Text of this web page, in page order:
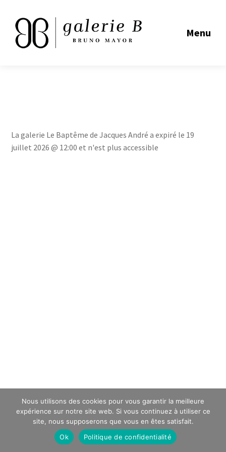
Menu
La galerie Le Baptême de Jacques André a expiré le 19
juillet 2026 @ 12:00 et n'est plus accessible
Nous utilisons des cookies pour vous garantir la meilleure
expérience sur notre site web. Si vous continuez à utiliser ce
site, nous supposerons que vous en êtes satisfait.
Ok
Politique de confidentialité